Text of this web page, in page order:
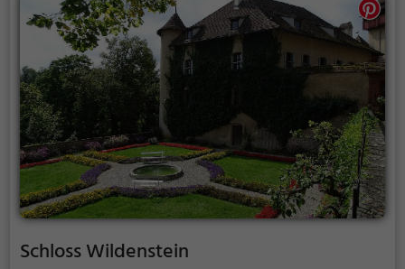
Schloss Wildenstein